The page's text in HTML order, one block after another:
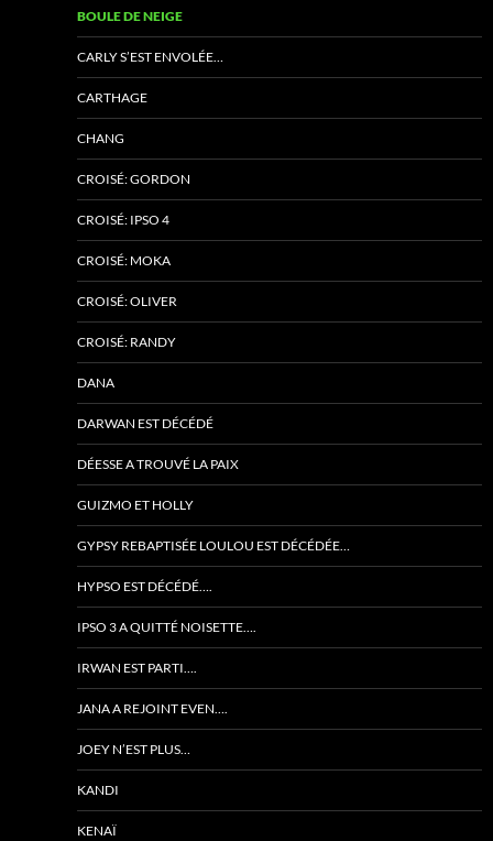
BOULE DE NEIGE
CARLY S’EST ENVOLÉE…
CARTHAGE
CHANG
CROISÉ: GORDON
CROISÉ: IPSO 4
CROISÉ: MOKA
CROISÉ: OLIVER
CROISÉ: RANDY
DANA
DARWAN EST DÉCÉDÉ
DÉESSE A TROUVÉ LA PAIX
GUIZMO ET HOLLY
GYPSY REBAPTISÉE LOULOU EST DÉCÉDÉE…
HYPSO EST DÉCÉDÉ….
IPSO 3 A QUITTÉ NOISETTE….
IRWAN EST PARTI….
JANA A REJOINT EVEN….
JOEY N’EST PLUS…
KANDI
KENAÏ